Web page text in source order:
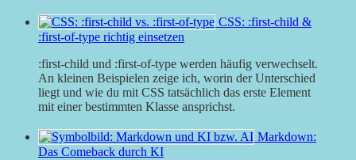
CSS: :first-child &
:first-of-type richtig einsetzen
:first-child und :first-of-type werden häufig verwechselt.
An kleinen Beispielen zeige ich, worin der Unterschied
liegt und wie du mit CSS tatsächlich das erste Element
mit einer bestimmten Klasse ansprichst.
Markdown:
Das Comeback durch KI